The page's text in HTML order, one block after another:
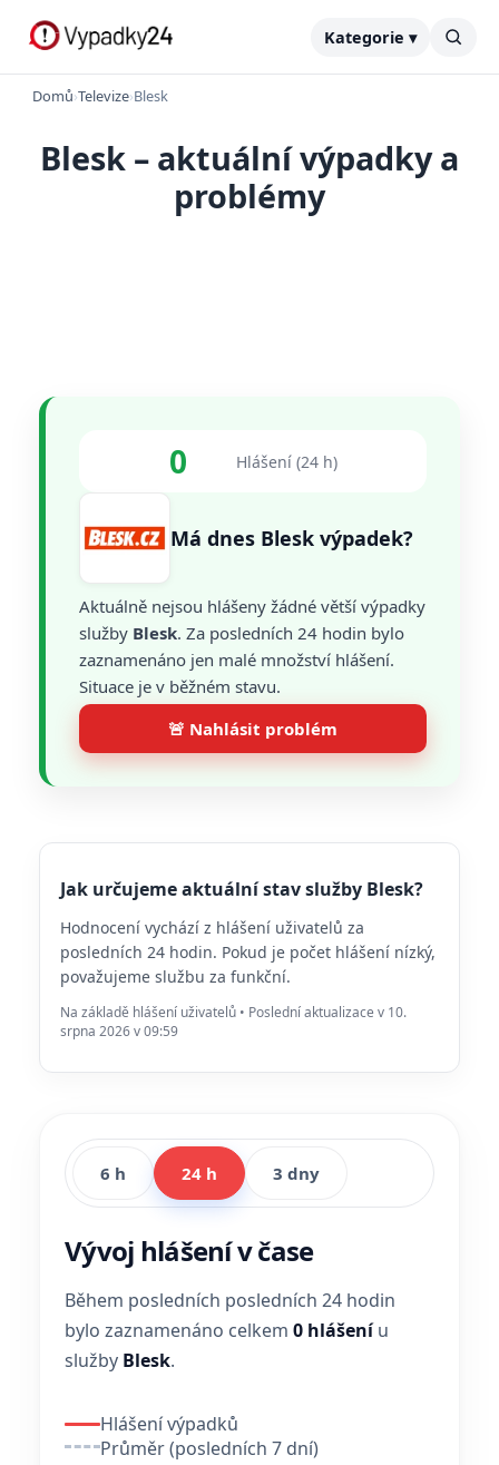
Kategorie ▾
Domů›Televize›Blesk
Blesk – aktuální výpadky a
problémy
0 Hlášení (24 h)
Má dnes Blesk výpadek?
Aktuálně nejsou hlášeny žádné větší výpadky
služby Blesk. Za posledních 24 hodin bylo
zaznamenáno jen malé množství hlášení.
Situace je v běžném stavu.
🚨 Nahlásit problém
Jak určujeme aktuální stav služby Blesk?
Hodnocení vychází z hlášení uživatelů za
posledních 24 hodin. Pokud je počet hlášení nízký,
považujeme službu za funkční.
Na základě hlášení uživatelů • Poslední aktualizace v 10.
srpna 2026 v 09:59
6 h 24 h 3 dny
Vývoj hlášení v čase
Během posledních posledních 24 hodin
bylo zaznamenáno celkem 0 hlášeníu
služby Blesk.
Hlášení výpadků
Průměr (posledních 7 dní)